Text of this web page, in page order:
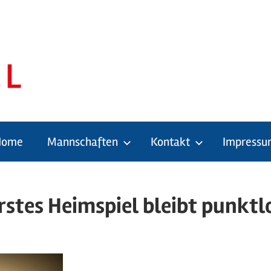
Mannschaften Kontakt
Heimspiel bleibt